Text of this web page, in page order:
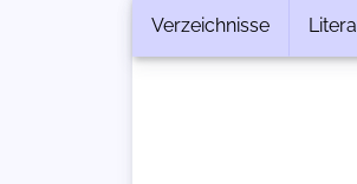
Verzeichnisse